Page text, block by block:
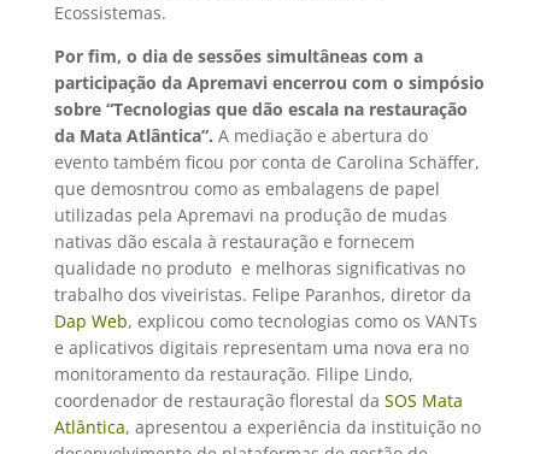
Ecossistemas.
Por fim, o dia de sessões simultâneas com a
participação da Apremavi encerrou com o simpósio
sobre “Tecnologias que dão escala na restauração
da Mata Atlântica”. A mediação e abertura do
evento também ficou por conta de Carolina Schäffer,
que demosntrou como as embalagens de papel
utilizadas pela Apremavi na produção de mudas
nativas dão escala à restauração e fornecem
qualidade no produto e melhoras significativas no
trabalho dos viveiristas. Felipe Paranhos, diretor da
Dap Web, explicou como tecnologias como os VANTs
e aplicativos digitais representam uma nova era no
monitoramento da restauração. Filipe Lindo,
coordenador de restauração florestal da SOS Mata
Atlântica, apresentou a experiência da instituição no